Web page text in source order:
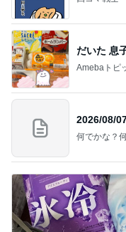
だいた 息
Amebaトピ
2026/08/
何でかな？